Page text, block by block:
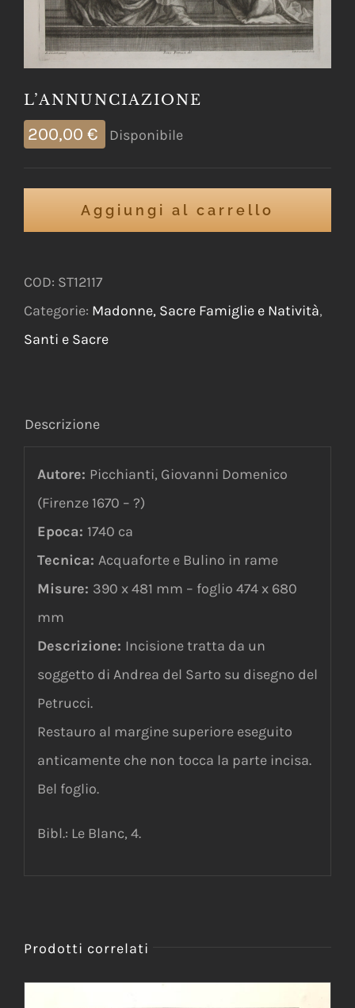
L’ANNUNCIAZIONE
200,00 € Disponibile
Aggiungi al carrello
COD: ST12117
Categorie: Madonne, Sacre Famiglie e Natività,
Santi e Sacre
Descrizione
Autore: Picchianti, Giovanni Domenico
(Firenze 1670 – ?)
Epoca: 1740 ca
Tecnica: Acquaforte e Bulino in rame
Misure: 390 x 481 mm – foglio 474 x 680
mm
Descrizione: Incisionetratta da un
soggetto di Andrea del Sarto su disegno del
Petrucci.
Restauro al margine superiore eseguito
anticamente che non tocca la parte incisa.
Bel foglio.
Bibl.: Le Blanc, 4.
Prodotti correlati